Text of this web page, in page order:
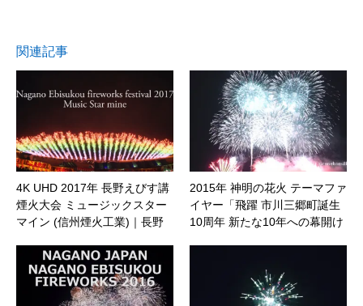
関連記事
4K UHD 2017年 長野えびす講
煙火大会 ミュージックスター
マイン (信州煙火工業)｜長野
2015年 神明の花火 テーマファ
イヤー「飛躍 市川三郷町誕生
10周年 新たな10年への幕開け